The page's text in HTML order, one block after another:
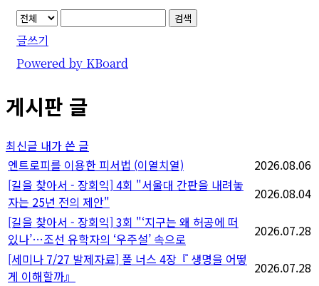
검색
글쓰기
Powered by KBoard
게시판 글
최신글 내가 쓴 글
엔트로피를 이용한 피서법 (이열치열)
2026.08.06
[길을 찾아서 - 장회익] 4회 "서울대 간판을 내려놓
자는 25년 전의 제안"
2026.08.04
[길을 찾아서 - 장회익] 3회 "‘지구는 왜 허공에 떠
있나’…조선 유학자의 ‘우주설’ 속으로
2026.07.28
[세미나 7/27 발제자료] 폴 너스 4장『 생명을 어떻
게 이해할까』
2026.07.28